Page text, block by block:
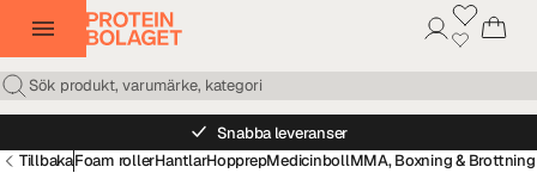
Snabba leveranser
TillbakaFoam rollerHantlarHopprepMedicinbollMMA, Boxning & Brottning